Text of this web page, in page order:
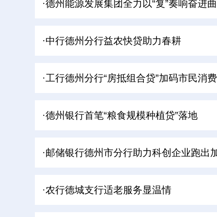
·德州能源发展集团全力以“复”奏响奋进曲
·中行德州分行益农快贷助力春耕
·工行德州分行“房抵组合贷”加码市民消费
·德州银行首笔“粮食规模种植贷”落地
·邮储银行德州市分行助力科创企业跑出
·农行德城支行适老服务显温情